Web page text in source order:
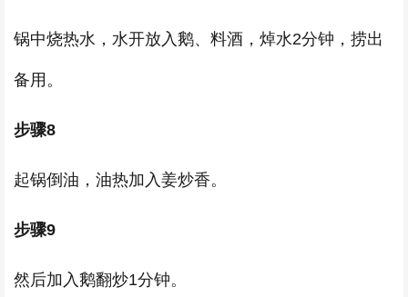
锅中烧热水，水开放入鹅、料酒，焯水2分钟，捞出
备用。
步骤8
起锅倒油，油热加入姜炒香。
步骤9
然后加入鹅翻炒1分钟。